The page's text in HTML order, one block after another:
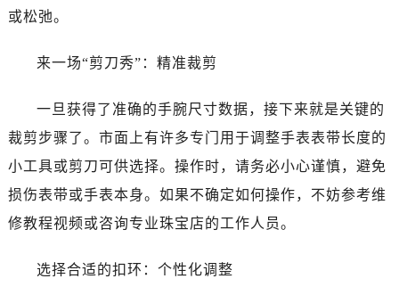
或松弛。
来一场“剪刀秀”：精准裁剪
一旦获得了准确的手腕尺寸数据，接下来就是关键的
裁剪步骤了。市面上有许多专门用于调整手表表带长度的
小工具或剪刀可供选择。操作时，请务必小心谨慎，避免
损伤表带或手表本身。如果不确定如何操作，不妨参考维
修教程视频或咨询专业珠宝店的工作人员。
选择合适的扣环：个性化调整